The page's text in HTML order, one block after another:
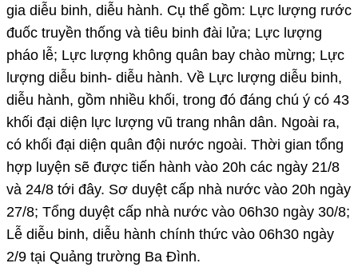
gia diễu binh, diễu hành. Cụ thể gồm: Lực lượng rước
đuốc truyền thống và tiêu binh đài lửa; Lực lượng
pháo lễ; Lực lượng không quân bay chào mừng; Lực
lượng diễu binh- diễu hành. Về Lực lượng diễu binh,
diễu hành, gồm nhiều khối, trong đó đáng chú ý có 43
khối đại diện lực lượng vũ trang nhân dân. Ngoài ra,
có khối đại diện quân đội nước ngoài. Thời gian tổng
hợp luyện sẽ được tiến hành vào 20h các ngày 21/8
và 24/8 tới đây. Sơ duyệt cấp nhà nước vào 20h ngày
27/8; Tổng duyệt cấp nhà nước vào 06h30 ngày 30/8;
Lễ diễu binh, diễu hành chính thức vào 06h30 ngày
2/9 tại Quảng trường Ba Đình.